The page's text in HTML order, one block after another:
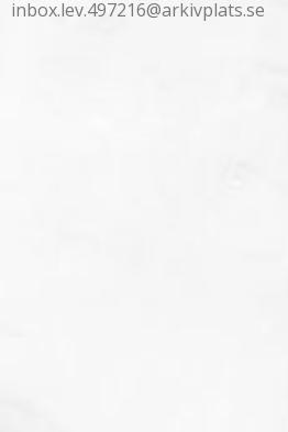
inbox.lev.497216@arkivplats.se